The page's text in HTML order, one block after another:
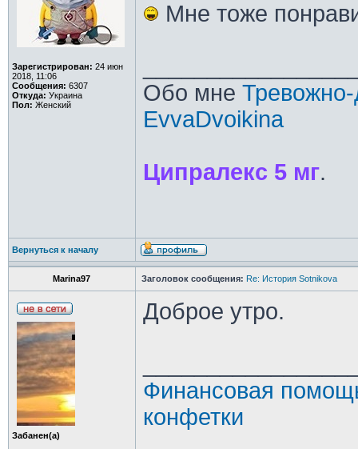
Зарегистрирован: 24 июн
2018, 11:06
Сообщения: 6307
Откуда: Украина
Пол: Женский
Мне тоже
Обо мне Тревожно-
EvvaDvoikina
Ципралекс 5 мг.
Вернуться к началу
Marina97 Заголовок сообщения: Re: История Sotnikova
Забанен(а)
Доброе утро.
Финансовая
конфетки